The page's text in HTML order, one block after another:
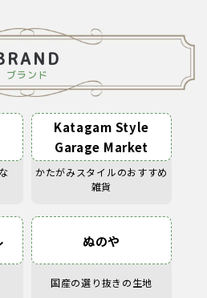
ブランド
Katagam Style
Garage Market
かたがみスタイルのおすすめ
雑貨
ぬのや
国産の選り抜きの生地